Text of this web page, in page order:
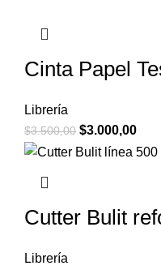
Cinta Papel
Librería
$3.500,00 $3.000,00
Cutter Bulit
Librería